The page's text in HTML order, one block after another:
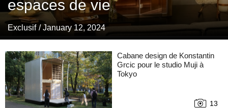
espaces de vie
Exclusif / January 12, 2024
Cabane design de Konstantin
Grcic pour le studio Muji à
Tokyo
13